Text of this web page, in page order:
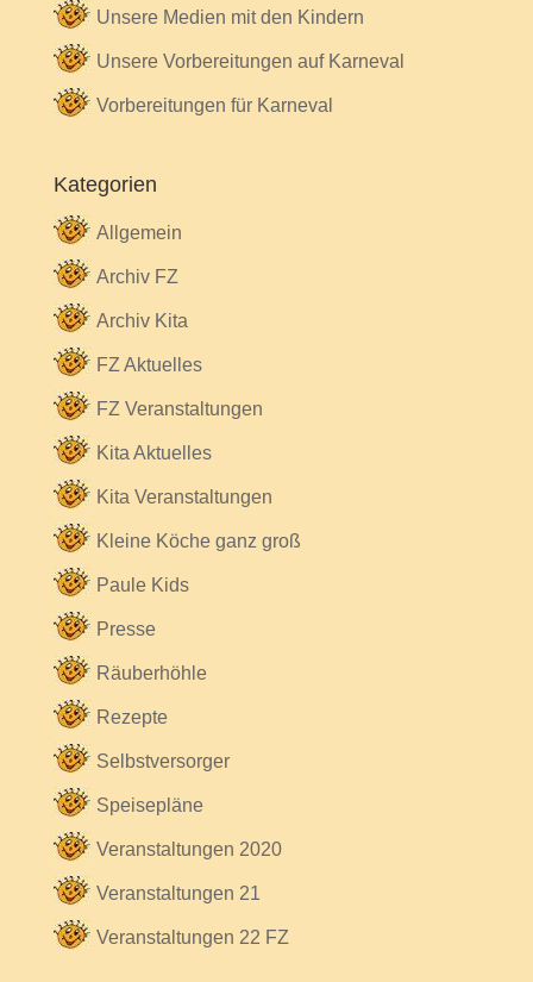
Unsere Medien mit den Kindern
Unsere Vorbereitungen auf Karneval
Vorbereitungen für Karneval
Kategorien
Allgemein
Archiv FZ
Archiv Kita
FZ Aktuelles
FZ Veranstaltungen
Kita Aktuelles
Kita Veranstaltungen
Kleine Köche ganz groß
Paule Kids
Presse
Räuberhöhle
Rezepte
Selbstversorger
Speisepläne
Veranstaltungen 2020
Veranstaltungen 21
Veranstaltungen 22 FZ